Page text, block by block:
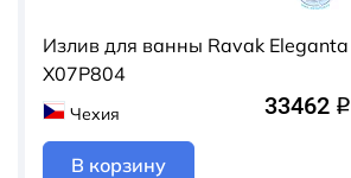
Излив для ванны Ravak Eleganta
X07P804
Чехия 33462 q
В корзину